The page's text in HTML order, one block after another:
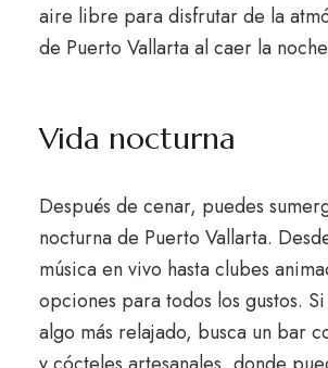
aire libre para disfrutar de la
de Puerto Vallarta al caer la
Vida nocturna
Después de cenar, puedes
nocturna de Puerto Vallarta.
música en vivo hasta clubes
opciones para todos los gustos.
algo más relajado, busca un bar